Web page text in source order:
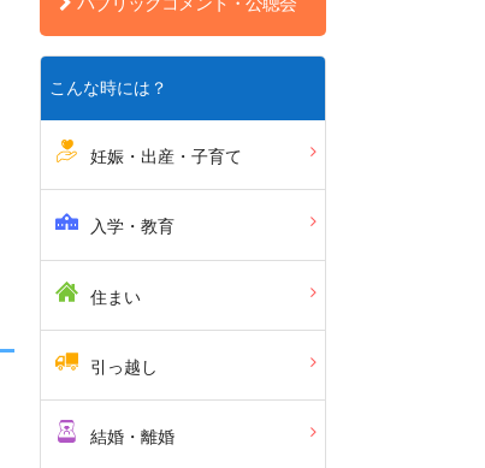
こんな時には？
妊娠・出産・子育て
入学・教育
住まい
引っ越し
結婚・離婚